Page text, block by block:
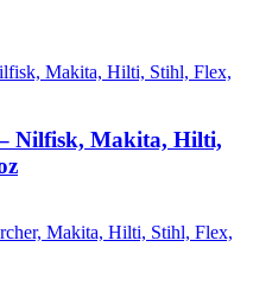
Nilfisk, Makita, Hilti,